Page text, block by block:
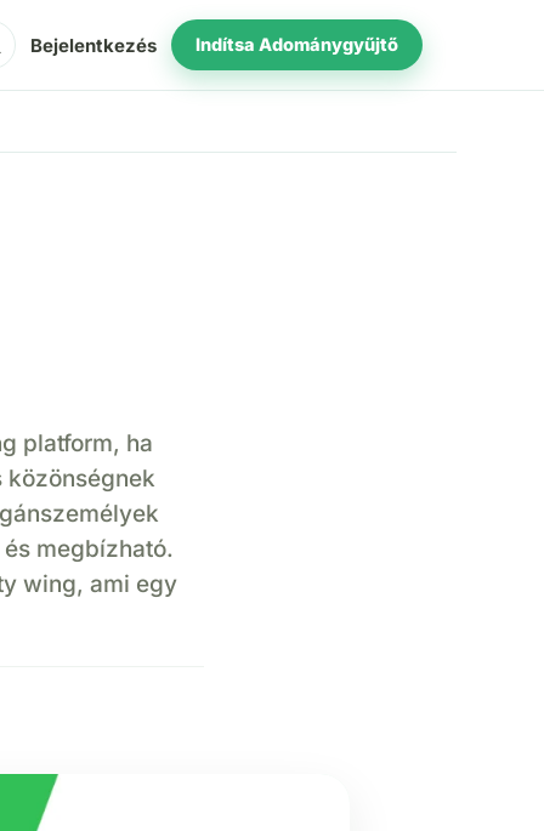
Bejelentkezés Indítsa Adománygyűjtő
platform, ha
közönségnek
megbízható.
wing, ami egy